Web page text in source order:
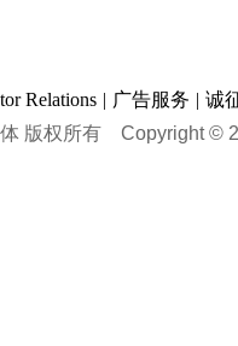
Relations | 广告服务 | 诚
版权所有 Copyright ©